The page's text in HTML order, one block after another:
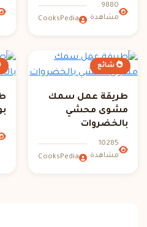
9880
مشاهدة
CooksPedia
شائع
طريقة عمل سمك
مشوى محشي
بالخضروات
10285
مشاهدة
CooksPedia